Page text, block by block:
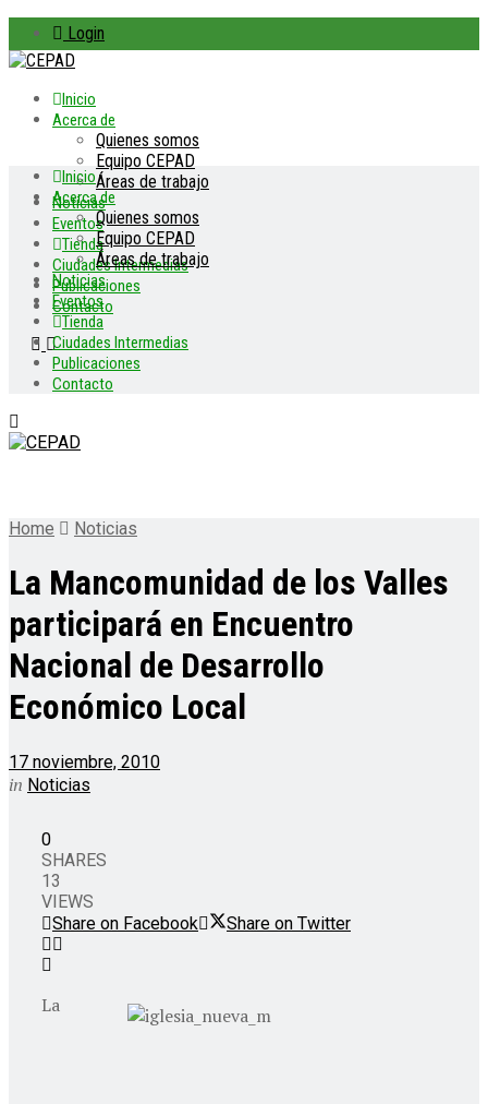
Login
Inicio
Acerca de
Quienes somos
Equipo CEPAD
Áreas de trabajo
Noticias
Eventos
Tienda
Ciudades Intermedias
Publicaciones
Contacto
Inicio
Acerca de
Quienes somos
Equipo CEPAD
Áreas de trabajo
Noticias
Eventos
Tienda
Ciudades Intermedias
Publicaciones
Contacto
Home Noticias
La Mancomunidad de los Valles
participará en Encuentro
Nacional de Desarrollo
Económico Local
17 noviembre, 2010
in Noticias
0
SHARES
13
VIEWS
Share on Facebook
Share on Twitter
La